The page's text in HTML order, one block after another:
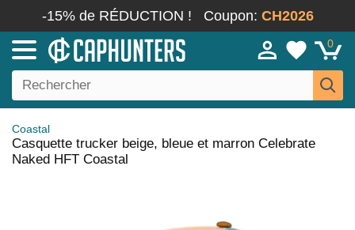
-15% de RÉDUCTION ! Coupon: CH2026
0
Coastal
Casquette trucker beige, bleue et marron Celebrate
Naked HFT Coastal